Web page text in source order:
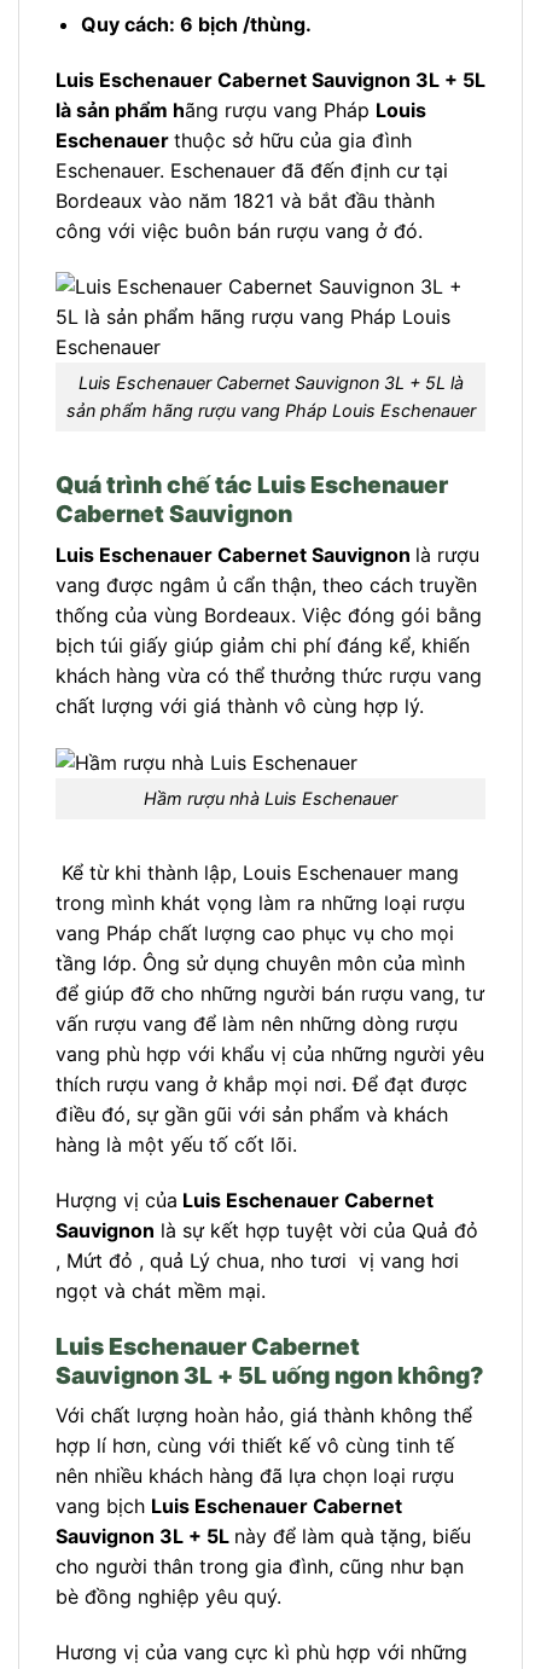
Quy cách: 6 bịch /thùng.
Luis Eschenauer Cabernet Sauvignon 3L + 5L
là sản phẩm hãng rượu vang Pháp Louis
Eschenauer thuộc sở hữu của gia đình
Eschenauer. Eschenauer đã đến định cư tại
Bordeaux vào năm 1821 và bắt đầu thành
công với việc buôn bán rượu vang ở đó.
Luis Eschenauer Cabernet Sauvignon 3L + 5L là
sản phẩm hãng rượu vang Pháp Louis Eschenauer
Quá trình chế tác Luis Eschenauer
Cabernet Sauvignon
Luis Eschenauer Cabernet Sauvignon là rượu
vang được ngâm ủ cẩn thận, theo cách truyền
thống của vùng Bordeaux. Việc đóng gói bằng
bịch túi giấy giúp giảm chi phí đáng kể, khiến
khách hàng vừa có thể thưởng thức rượu vang
chất lượng với giá thành vô cùng hợp lý.
Hầm rượu nhà Luis Eschenauer
Kể từ khi thành lập, Louis Eschenauer mang
trong mình khát vọng làm ra những loại rượu
vang Pháp chất lượng cao phục vụ cho mọi
tầng lớp. Ông sử dụng chuyên môn của mình
để giúp đỡ cho những người bán rượu vang, tư
vấn rượu vang để làm nên những dòng rượu
vang phù hợp với khẩu vị của những người yêu
thích rượu vang ở khắp mọi nơi. Để đạt được
điều đó, sự gần gũi với sản phẩm và khách
hàng là một yếu tố cốt lõi.
Hượng vị của Luis Eschenauer Cabernet
Sauvignon là sự kết hợp tuyệt vời của Quả đỏ
, Mứt đỏ , quả Lý chua, nho tươi vị vang hơi
ngọt và chát mềm mại.
Luis Eschenauer Cabernet
Sauvignon 3L + 5L uống ngon không?
Với chất lượng hoàn hảo, giá thành không thể
hợp lí hơn, cùng với thiết kế vô cùng tinh tế
nên nhiều khách hàng đã lựa chọn loại rượu
vang bịch Luis Eschenauer Cabernet
Sauvignon 3L + 5L này để làm quà tặng, biếu
cho người thân trong gia đình, cũng như bạn
bè đồng nghiệp yêu quý.
Hương vị của vang cực kì phù hợp với những